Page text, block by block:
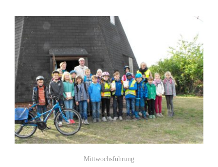
Mittwochsführung